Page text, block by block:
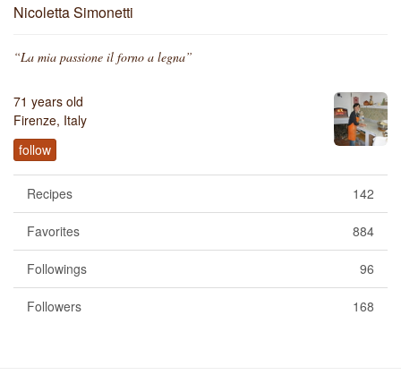
Nicoletta Simonetti
“La mia passione il forno a legna”
71 years old
Firenze, Italy
follow
142
Recipes
884
Favorites
96
Followings
168
Followers